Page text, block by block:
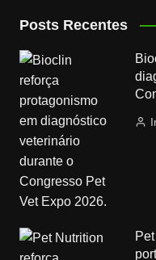
Posts Recentes